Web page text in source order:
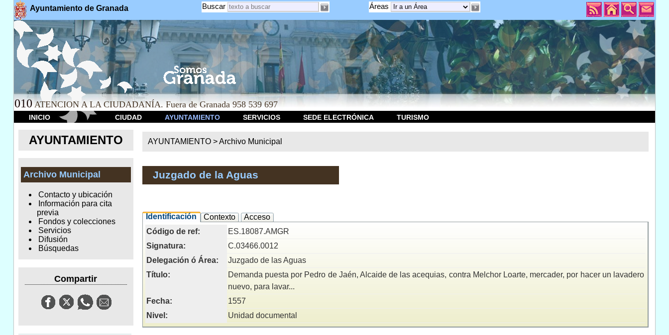
Ayuntamiento de Granada Áreas
Buscar
010 ATENCION A LA CIUDADANÍA. Fuera de Granada 958 539 697
INICIO CIUDAD AYUNTAMIENTO SERVICIOS SEDE ELECTRÓNICA TURISMO
AYUNTAMIENTO
Archivo Municipal
Contacto y ubicación
Información para cita
previa
Fondos y colecciones
Servicios
Difusión
Búsquedas
Compartir
AYUNTAMIENTO >Archivo Municipal
Juzgado de la Aguas
Identificación Contexto
Acceso
Código de ref:
ES.18087.AMGR
Signatura:
C.03466.0012
Delegación ó Área:
Juzgado de las Aguas
Título:
Demanda puesta por Pedro de Jaén, Alcaide de las acequias, contra Melchor Loarte, mercader, por hacer un lavadero
nuevo, para lavar...
Fecha:
1557
Nivel:
Unidad documental